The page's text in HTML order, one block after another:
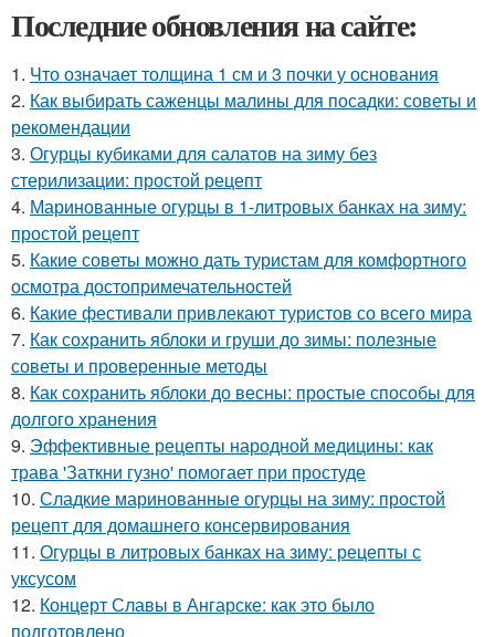
Последние обновления на сайте:
1. Что означает толщина 1 см и 3 почки у основания
2. Как выбирать саженцы малины для посадки: советы и
рекомендации
3. Огурцы кубиками для салатов на зиму без
стерилизации: простой рецепт
4. Маринованные огурцы в 1-литровых банках на зиму:
простой рецепт
5. Какие советы можно дать туристам для комфортного
осмотра достопримечательностей
6. Какие фестивали привлекают туристов со всего мира
7. Как сохранить яблоки и груши до зимы: полезные
советы и проверенные методы
8. Как сохранить яблоки до весны: простые способы для
долгого хранения
9. Эффективные рецепты народной медицины: как
трава 'Заткни гузно' помогает при простуде
10. Сладкие маринованные огурцы на зиму: простой
рецепт для домашнего консервирования
11. Огурцы в литровых банках на зиму: рецепты с
уксусом
12. Концерт Славы в Ангарске: как это было
подготовлено